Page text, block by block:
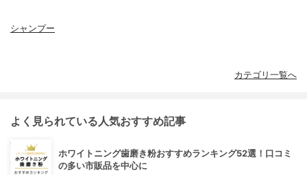
シャンプー
カテゴリ一覧へ
よく見られている人気おすすめ記事
ホワイトニング歯磨き粉おすすめランキング52選！口コミ
の多い市販品を中心に